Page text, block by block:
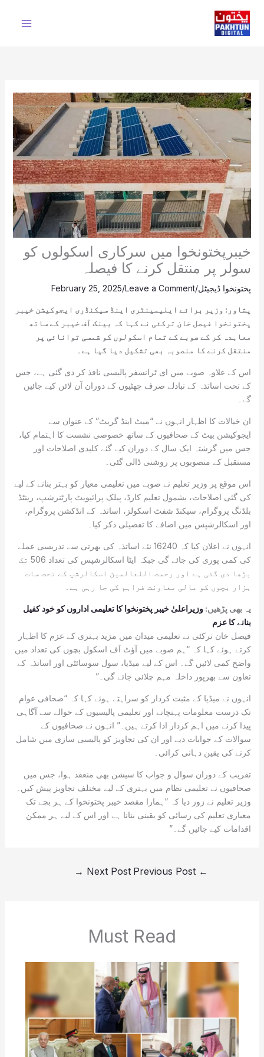
content
خیبرپختونخوا میں سرکاری اسکولوں کو
سولر پر منتقل کرنے کا فیصلہ
پختونخوا ڈیجیٹل/
Leave a Comment
/
February 25, 2025
پشاور: وزیر برائے ایلیمینٹری اینڈ سیکنڈری ایجوکیشن خیبر
پختونخوا فیصل خان ترکئی نے کہا کہ بینک آف خیبر کے ساتھ
معاہدہ کر کے صوبے کے تمام اسکولوں کو شمسی توانائی پر
منتقل کرنے کا منصوبہ بھی تشکیل دیا گیا ہے۔
اس کے علاوہ صوبے میں ای ٹرانسفر پالیسی نافذ کر دی گئی ہے، جس
کے تحت اساتذہ کے تبادلے صرف چھٹیوں کے دوران آن لائن کیے جائیں
گے۔
ان خیالات کا اظہار انہوں نے “میٹ اینڈ گریٹ” کے عنوان سے
ایجوکیشن بیٹ کے صحافیوں کے ساتھ خصوصی نشست کا اہتمام کیا،
جس میں گزشتہ ایک سال کے دوران کیے گئے کلیدی اصلاحات اور
مستقبل کے منصوبوں پر روشنی ڈالی گئی۔
اس موقع پر وزیر تعلیم نے صوبے میں تعلیمی معیار کو بہتر بنانے کے لیے
کی گئی اصلاحات، بشمول تعلیم کارڈ، پبلک پرائیویٹ پارٹنرشپ، رینٹڈ
بلڈنگ پروگرام، سیکنڈ شفٹ اسکولز، اساتذہ کے انڈکشن پروگرام،
اور اسکالرشپس میں اضافے کا تفصیلی ذکر کیا۔
انہوں نے اعلان کیا کہ 16240 نئے اساتذہ کی بھرتی سے تدریسی عملے
کی کمی پوری کی جائے گی جبکہ ایٹا اسکالرشپس کی تعداد 506 تک
بڑھا دی گئی ہے اور رحمت اللعالمین اسکالرشپ کے تحت سات
ہزار بچوں کو مالی معاونت فراہم کی جا رہی ہے۔
یہ بھی پڑھیں: وزیراعلیٰ خیبر پختونخوا کا تعلیمی اداروں کو خود کفیل
بنانے کا عزم
فیصل خان ترکئی نے تعلیمی میدان میں مزید بہتری کے عزم کا اظہار
کرتے ہوئے کہا کہ “ہم صوبے میں آؤٹ آف اسکول بچوں کی تعداد میں
واضح کمی لائیں گے۔ اس کے لیے میڈیا، سول سوسائٹی اور اساتذہ کے
تعاون سے بھرپور داخلہ مہم چلائی جائے گی۔”
انہوں نے میڈیا کے مثبت کردار کو سراہتے ہوئے کہا کہ “صحافی عوام
تک درست معلومات پہنچانے اور تعلیمی پالیسیوں کے حوالے سے آگاہی
پیدا کرنے میں اہم کردار ادا کرتے ہیں۔” انہوں نے صحافیوں کے
سوالات کے جوابات دیے اور ان کی تجاویز کو پالیسی سازی میں شامل
کرنے کی یقین دہانی کرائی۔
تقریب کے دوران سوال و جواب کا سیشن بھی منعقد ہوا، جس میں
صحافیوں نے تعلیمی نظام میں بہتری کے لیے مختلف تجاویز پیش کیں۔
وزیر تعلیم نے زور دیا کہ “ہمارا مقصد خیبر پختونخوا کے ہر بچے تک
معیاری تعلیم کی رسائی کو یقینی بنانا ہے اور اس کے لیے ہر ممکن
اقدامات کیے جائیں گے۔”
←
Next Post
→
Must Read